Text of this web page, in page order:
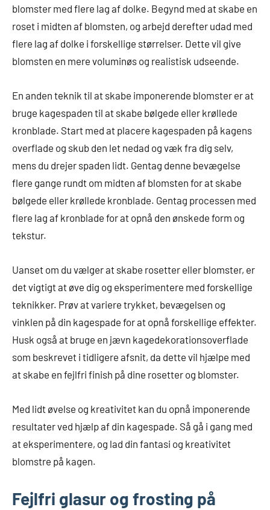
blomster med flere lag af dolke. Begynd med at skabe en
roset i midten af blomsten, og arbejd derefter udad med
flere lag af dolke i forskellige størrelser. Dette vil give
blomsten en mere voluminøs og realistisk udseende.
En anden teknik til at skabe imponerende blomster er at
bruge kagespaden til at skabe bølgede eller krøllede
kronblade. Start med at placere kagespaden på kagens
overflade og skub den let nedad og væk fra dig selv,
mens du drejer spaden lidt. Gentag denne bevægelse
flere gange rundt om midten af blomsten for at skabe
bølgede eller krøllede kronblade. Gentag processen med
flere lag af kronblade for at opnå den ønskede form og
tekstur.
Uanset om du vælger at skabe rosetter eller blomster, er
det vigtigt at øve dig og eksperimentere med forskellige
teknikker. Prøv at variere trykket, bevægelsen og
vinklen på din kagespade for at opnå forskellige effekter.
Husk også at bruge en jævn kagedekorationsoverflade
som beskrevet i tidligere afsnit, da dette vil hjælpe med
at skabe en fejlfri finish på dine rosetter og blomster.
Med lidt øvelse og kreativitet kan du opnå imponerende
resultater ved hjælp af din kagespade. Så gå i gang med
at eksperimentere, og lad din fantasi og kreativitet
blomstre på kagen.
Fejlfri glasur og frosting på